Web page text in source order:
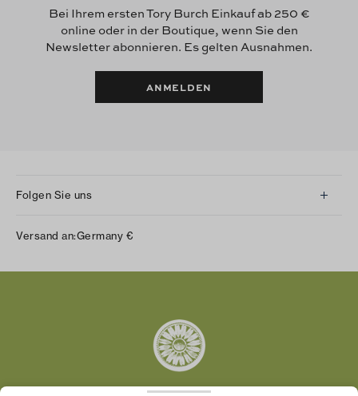
Bei Ihrem ersten Tory Burch Einkauf ab 250 €
online oder in der Boutique, wenn Sie den
Newsletter abonnieren. Es gelten Ausnahmen.
ANMELDEN
Folgen Sie uns
Twitter
Versand an:Germany €